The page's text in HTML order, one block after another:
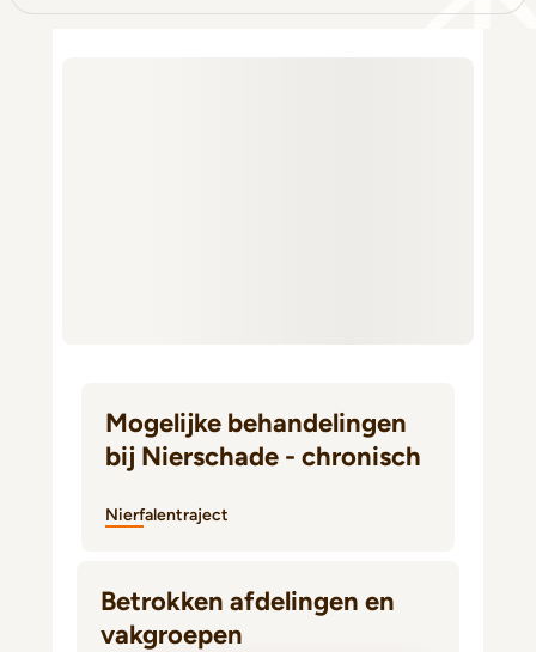
Mogelijke behandelingen
bij Nierschade - chronisch
Nierfalentraject
Betrokken afdelingen en
vakgroepen